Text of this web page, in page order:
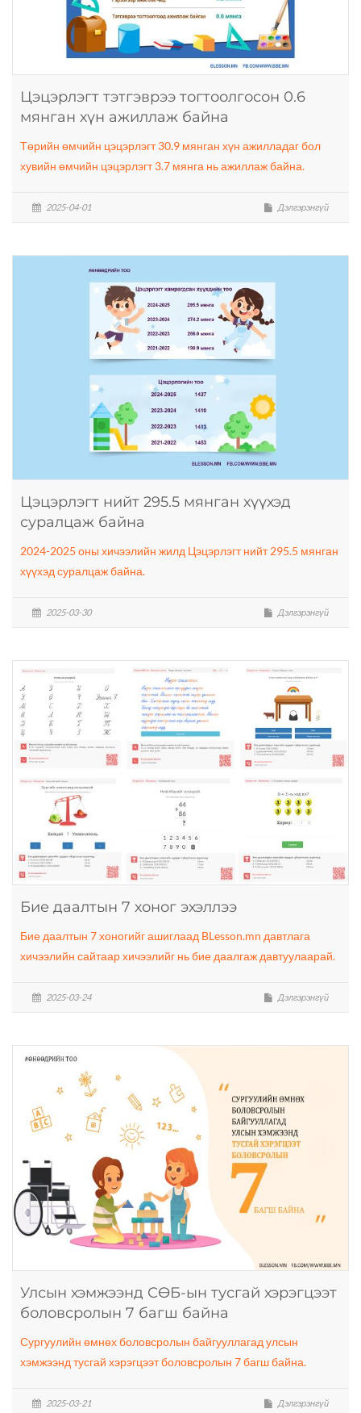
Цэцэрлэгт тэтгэврээ тогтоолгосон 0.6
мянган хүн ажиллаж байна
Төрийн өмчийн цэцэрлэгт 30.9 мянган хүн ажилладаг бол
хувийн өмчийн цэцэрлэгт 3.7 мянга нь ажиллаж байна.
2025-04-01 Дэлгэрэнгүй
Цэцэрлэгт нийт 295.5 мянган хүүхэд
суралцаж байна
2024-2025 оны хичээлийн жилд Цэцэрлэгт нийт 295.5 мянган
хүүхэд суралцаж байна.
2025-03-30 Дэлгэрэнгүй
Бие даалтын 7 хоног эхэллээ
Бие даалтын 7 хоногийг ашиглаад BLesson.mn давтлага
хичээлийн сайтаар хичээлийг нь бие даалгаж давтуулаарай.
2025-03-24 Дэлгэрэнгүй
Улсын хэмжээнд СӨБ-ын тусгай хэрэгцээт
боловсролын 7 багш байна
Сургуулийн өмнөх боловсролын байгууллагад улсын
хэмжээнд тусгай хэрэгцээт боловсролын 7 багш байна.
2025-03-21 Дэлгэрэнгүй